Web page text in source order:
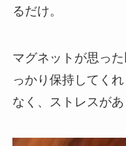
るだけ。
マグネットが思っ
っかり保持してく
なく、ストレスがあ